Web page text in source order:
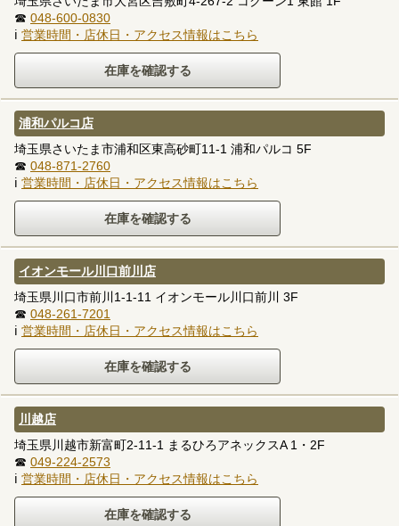
☎ 048-600-0830
ℹ 営業時間・店休日・アクセス情報はこちら
浦和パルコ店
埼玉県さいたま市浦和区東高砂町11-1 浦和パルコ 5F
☎ 048-871-2760
ℹ 営業時間・店休日・アクセス情報はこちら
イオンモール川口前川店
埼玉県川口市前川1-1-11 イオンモール川口前川 3F
☎ 048-261-7201
ℹ 営業時間・店休日・アクセス情報はこちら
川越店
埼玉県川越市新富町2-11-1 まるひろアネックスA 1・2F
☎ 049-224-2573
ℹ 営業時間・店休日・アクセス情報はこちら